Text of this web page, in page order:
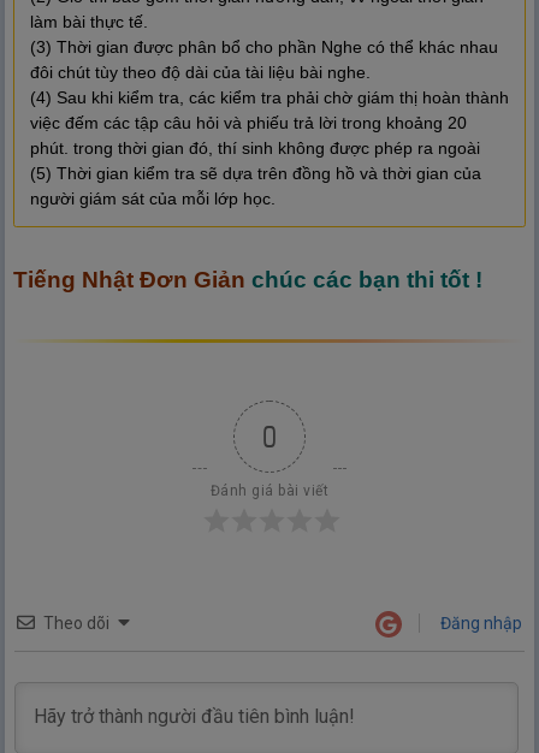
làm bài thực tế.
(3) Thời gian được phân bổ cho phần Nghe có thể khác nhau
đôi chút tùy theo độ dài của tài liệu bài nghe.
(4) Sau khi kiểm tra, các kiểm tra phải chờ giám thị hoàn thành
việc đếm các tập câu hỏi và phiếu trả lời trong khoảng 20
phút. trong thời gian đó, thí sinh không được phép ra ngoài
(5) Thời gian kiểm tra sẽ dựa trên đồng hồ và thời gian của
người giám sát của mỗi lớp học.
Tiếng Nhật Đơn Giản chúc các bạn thi tốt !
0
Đánh giá bài viết
Theo dõi Đăng nhập